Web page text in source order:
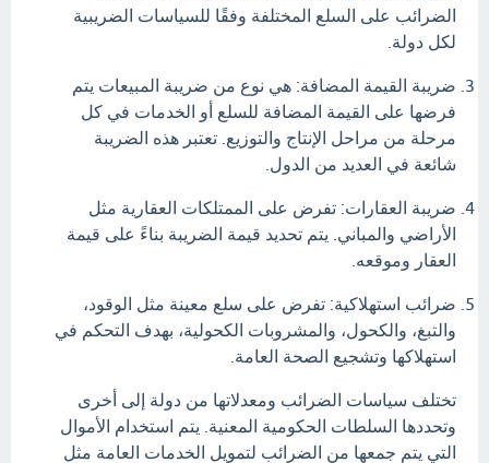
الضرائب على السلع المختلفة وفقًا للسياسات الضريبية
لكل دولة.
ضريبة القيمة المضافة: هي نوع من ضريبة المبيعات يتم
فرضها على القيمة المضافة للسلع أو الخدمات في كل
مرحلة من مراحل الإنتاج والتوزيع. تعتبر هذه الضريبة
شائعة في العديد من الدول.
ضريبة العقارات: تفرض على الممتلكات العقارية مثل
الأراضي والمباني. يتم تحديد قيمة الضريبة بناءً على قيمة
العقار وموقعه.
ضرائب استهلاكية: تفرض على سلع معينة مثل الوقود،
والتبغ، والكحول، والمشروبات الكحولية، بهدف التحكم في
استهلاكها وتشجيع الصحة العامة.
تختلف سياسات الضرائب ومعدلاتها من دولة إلى أخرى
وتحددها السلطات الحكومية المعنية. يتم استخدام الأموال
التي يتم جمعها من الضرائب لتمويل الخدمات العامة مثل